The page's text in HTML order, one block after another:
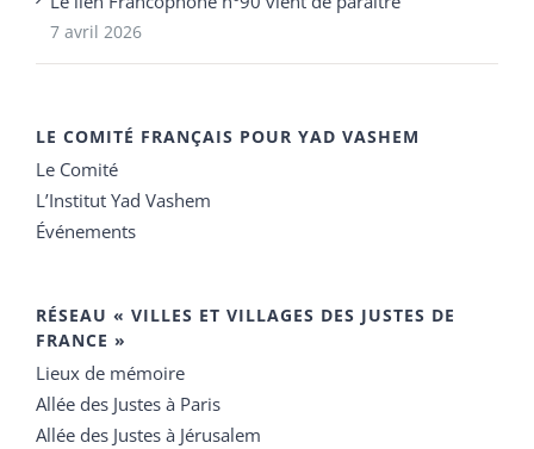
7 avril 2026
LE COMITÉ FRANÇAIS POUR YAD VASHEM
Le Comité
L’Institut Yad Vashem
Événements
RÉSEAU « VILLES ET VILLAGES DES JUSTES DE
FRANCE »
Lieux de mémoire
Allée des Justes à Paris
Allée des Justes à Jérusalem